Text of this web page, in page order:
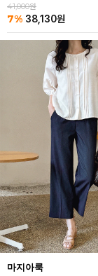
41,000원
7% 38,130원
마지아룩